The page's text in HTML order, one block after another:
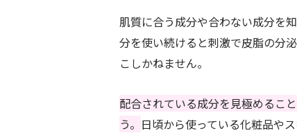
肌質に合う成分や合わない成分を
分を使い続けると刺激で皮脂の分
こしかねません。
配合されている成分を見極めるこ
う。 日頃から使っている化粧品や